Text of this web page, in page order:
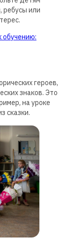
ребусы или
обучению:
героев,
знаков. Это
на уроке
сказки.
-